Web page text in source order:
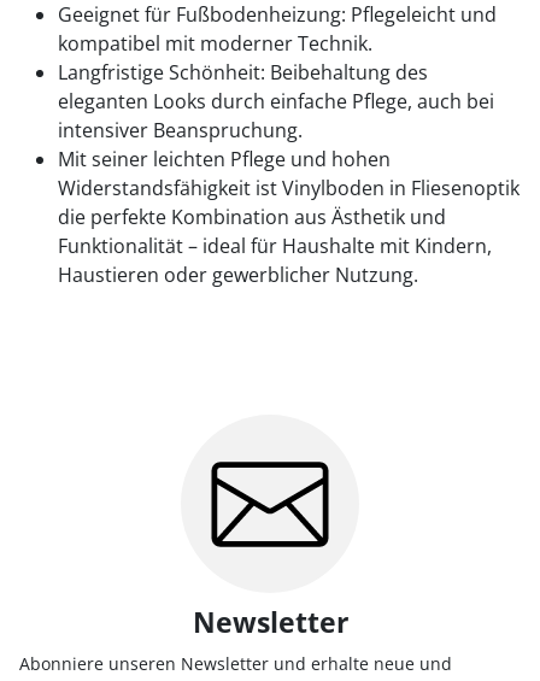
Geeignet für Fußbodenheizung: Pflegeleicht und
kompatibel mit moderner Technik.
Langfristige Schönheit: Beibehaltung des
eleganten Looks durch einfache Pflege, auch bei
intensiver Beanspruchung.
Mit seiner leichten Pflege und hohen
Widerstandsfähigkeit ist Vinylboden in Fliesenoptik
die perfekte Kombination aus Ästhetik und
Funktionalität – ideal für Haushalte mit Kindern,
Haustieren oder gewerblicher Nutzung.
Newsletter
Abonniere unseren Newsletter und erhalte neue und